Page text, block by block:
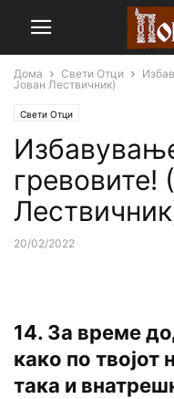
Дома Свети Отци
Јован Лествичник)
Свети Отци
гревовите!
20/02/2022
14. За време
како по твојот
така и